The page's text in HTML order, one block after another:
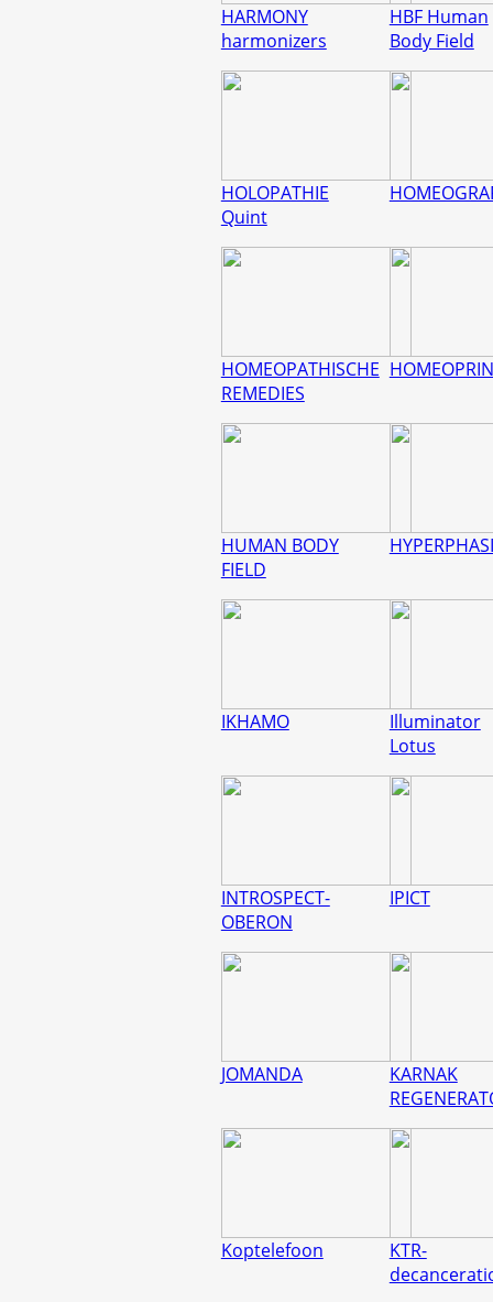
HARMONY
harmonizers
HBF Human
Body Field
HOLOPATHIE
Quint
HOMEOPATHISCHE
REMEDIES
HUMAN BODY
FIELD
IKHAMO
Illuminator
Lotus
INTROSPECT-
OBERON
IPICT
JOMANDA
KARNAK
Koptelefoon
KTR-